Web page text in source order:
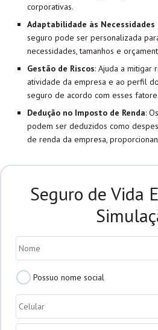
corporativas.
Adaptabilidade às Necessidades
seguro pode ser personalizada
necessidades, tamanhos e
Gestão de Riscos: Ajuda a mitigar
atividade da empresa e ao perfil
seguro de acordo com esses
Dedução no Imposto de Renda:
podem ser deduzidos como
de renda da empresa,
Seguro de Vida
Possuo
nome
social
Possuo nome social